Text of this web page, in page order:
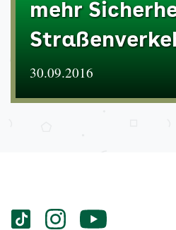
mehr
30.09.2016
Services
Social-
vigozone.de
vigozone.devigozone.de